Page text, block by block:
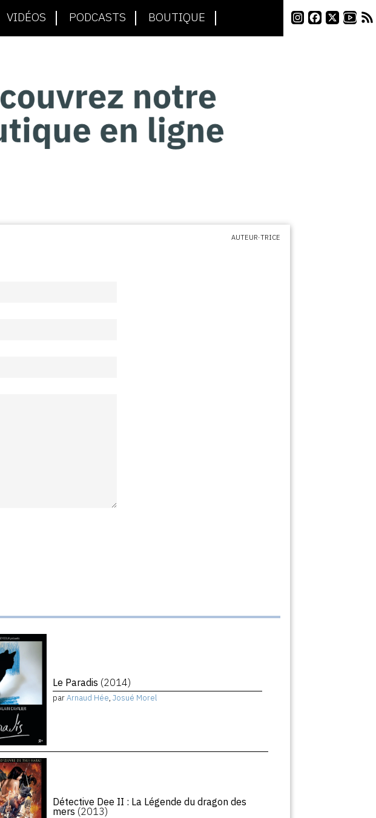
VIDÉOS PODCASTS BOUTIQUE
AUTEUR·TRICE
Le Paradis (2014)
parArnaud Hée, Josué Morel
Détective Dee II : La Légende du dragon des
mers (2013)